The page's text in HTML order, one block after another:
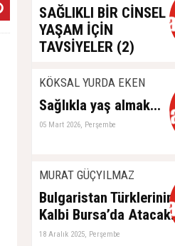
SAĞLIKLI BİR CİNSEL
YAŞAM İÇİN
TAVSİYELER (2)
KÖKSAL YURDA EKEN
Sağlıkla yaş almak...
05 Mart 2026, Perşembe
MURAT GÜÇYILMAZ
Bulgaristan Türklerinin
Kalbi Bursa’da Atacak!
18 Aralık 2025, Perşembe